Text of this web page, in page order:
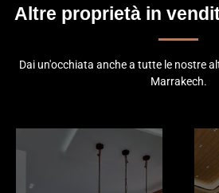
Altre proprietà in
Dai un'occhiata anche a tutte le nostre
Marrakech.